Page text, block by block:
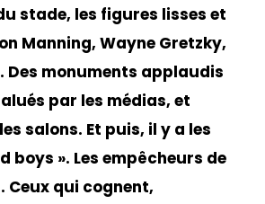
stade, les figures lisses et
Manning, Wayne Gretzky,
Des monuments applaudis
par les médias, et
salons. Et puis, il y a les
boys ». Les empêcheurs de
Ceux qui cognent,